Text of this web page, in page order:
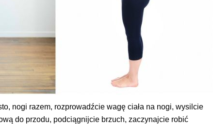
nogi razem, rozprowadźcie wagę ciała na nogi, wysilcie
do przodu, podciągnijcie brzuch, zaczynajcie robić